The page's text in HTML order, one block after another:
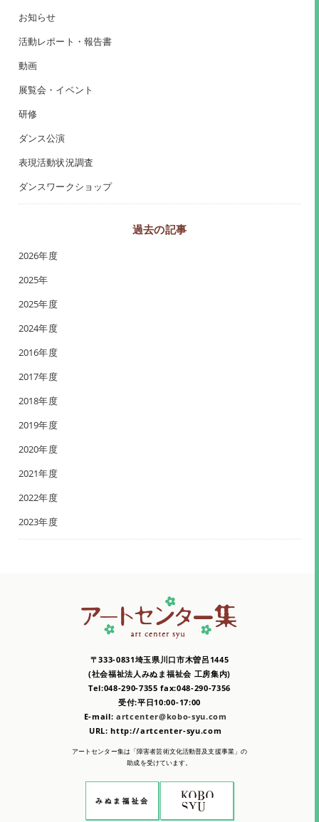
お知らせ
活動レポート・報告書
動画
展覧会・イベント
研修
ダンス公演
表現活動状況調査
ダンスワークショップ
過去の記事
2026年度
2025年
2025年度
2024年度
2016年度
2017年度
2018年度
2019年度
2020年度
2021年度
2022年度
2023年度
〒333-0831埼玉県川口市木曽呂1445
(社会福祉法人みぬま福祉会 工房集内)
Tel:048-290-7355 fax:048-290-7356
受付:平日10:00-17:00
E-mail: artcenter@kobo-syu.com
URL: http://artcenter-syu.com
アートセンター集は「障害者芸術文化活動普及支援事業」の
助成を受けています。